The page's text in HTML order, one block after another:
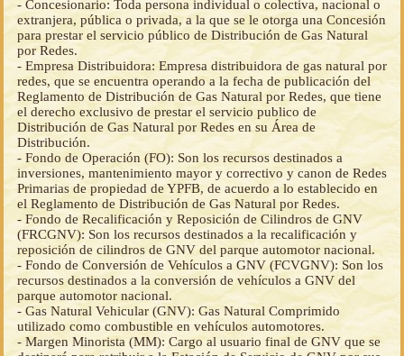
- Concesionario: Toda persona individual o colectiva, nacional o
extranjera, pública o privada, a la que se le otorga una Concesión
para prestar el servicio público de Distribución de Gas Natural
por Redes.
- Empresa Distribuidora: Empresa distribuidora de gas natural por
redes, que se encuentra operando a la fecha de publicación del
Reglamento de Distribución de Gas Natural por Redes, que tiene
el derecho exclusivo de prestar el servicio publico de
Distribución de Gas Natural por Redes en su Área de
Distribución.
- Fondo de Operación (FO): Son los recursos destinados a
inversiones, mantenimiento mayor y correctivo y canon de Redes
Primarias de propiedad de YPFB, de acuerdo a lo establecido en
el Reglamento de Distribución de Gas Natural por Redes.
- Fondo de Recalificación y Reposición de Cilindros de GNV
(FRCGNV): Son los recursos destinados a la recalificación y
reposición de cilindros de GNV del parque automotor nacional.
- Fondo de Conversión de Vehículos a GNV (FCVGNV): Son los
recursos destinados a la conversión de vehículos a GNV del
parque automotor nacional.
- Gas Natural Vehicular (GNV): Gas Natural Comprimido
utilizado como combustible en vehículos automotores.
- Margen Minorista (MM): Cargo al usuario final de GNV que se